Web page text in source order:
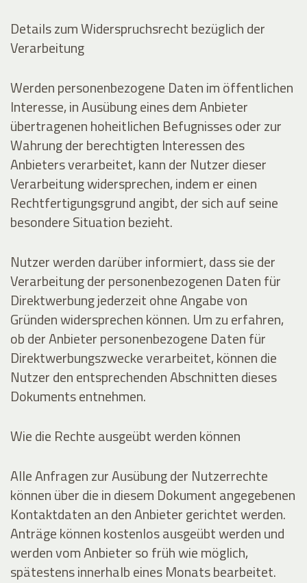
Details zum Widerspruchsrecht bezüglich der
Verarbeitung
Werden personenbezogene Daten im öffentlichen
Interesse, in Ausübung eines dem Anbieter
übertragenen hoheitlichen Befugnisses oder zur
Wahrung der berechtigten Interessen des
Anbieters verarbeitet, kann der Nutzer dieser
Verarbeitung widersprechen, indem er einen
Rechtfertigungsgrund angibt, der sich auf seine
besondere Situation bezieht.
Nutzer werden darüber informiert, dass sie der
Verarbeitung der personenbezogenen Daten für
Direktwerbung jederzeit ohne Angabe von
Gründen widersprechen können. Um zu erfahren,
ob der Anbieter personenbezogene Daten für
Direktwerbungszwecke verarbeitet, können die
Nutzer den entsprechenden Abschnitten dieses
Dokuments entnehmen.
Wie die Rechte ausgeübt werden können
Alle Anfragen zur Ausübung der Nutzerrechte
können über die in diesem Dokument angegebenen
Kontaktdaten an den Anbieter gerichtet werden.
Anträge können kostenlos ausgeübt werden und
werden vom Anbieter so früh wie möglich,
spätestens innerhalb eines Monats bearbeitet.